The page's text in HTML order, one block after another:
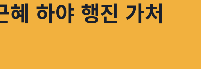
하야 행진 가처